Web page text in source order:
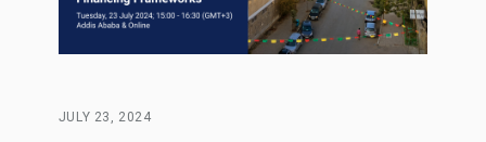
JULY 23, 2024